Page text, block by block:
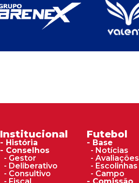
Institucional
- História
- Conselhos
- Gestor
- Deliberativo
- Consultivo
Futebol
- Base
- Notícias
- Avaliações
- Escolinhas
- Campo